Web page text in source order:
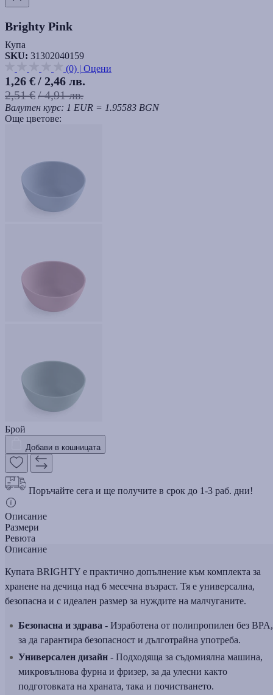
Brighty Pink
Купа
SKU: 31302040159
(0) | Оцени
1,26 €/ 2,46 лв.
2,51 €/ 4,91 лв.
Валутен курс: 1 EUR = 1.95583 BGN
Още цветове:
Брой
Добави в кошницата
Поръчайте сега и ще получите в срок до 1-3 раб. дни!
Описание
Размери
Ревюта
Описание
Купата BRIGHTY е практично допълнение към комплекта за
хранене на дечица над 6 месечна възраст. Тя е универсална,
безопасна и с идеален размер за нуждите на малчуганите.
Безопасна и здрава - Изработена от полипропилен без BPA,
за да гарантира безопасност и дълготрайна употреба.
Универсален дизайн - Подходяща за съдомиялна машина,
микровълнова фурна и фризер, за да улесни както
подготовката на храната, така и почистването.